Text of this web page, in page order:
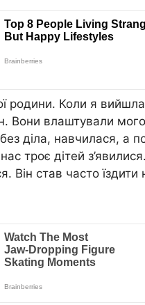
родини. Коли я
Вони влаштували
діла, навчилася, а
троє дітей
Він став часто їздити